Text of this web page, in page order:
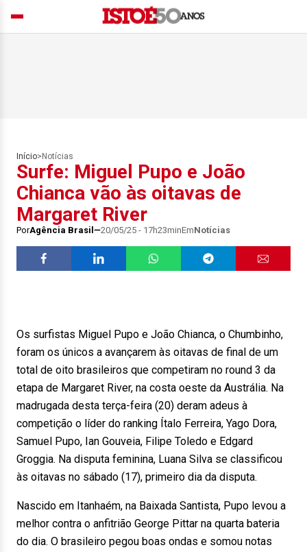
Início> Notícias
Surfe: Miguel Pupo e João
Chianca vão às oitavas de
Margaret River
PorAgência Brasil 20/05/25 - 17h23minEmNotícias
Os surfistas Miguel Pupo e João Chianca, o Chumbinho,
foram os únicos a avançarem às oitavas de final de um
total de oito brasileiros que competiram no round 3 da
etapa de Margaret River, na costa oeste da Austrália. Na
madrugada desta terça-feira (20) deram adeus à
competição o líder do ranking Ítalo Ferreira, Yago Dora,
Samuel Pupo, Ian Gouveia, Filipe Toledo e Edgard
Groggia. Na disputa feminina, Luana Silva se classificou
às oitavas no sábado (17), primeiro dia da disputa.
Nascido em Itanhaém, na Baixada Santista, Pupo levou a
melhor contra o anfitrião George Pittar na quarta bateria
do dia. O brasileiro pegou boas ondas e somou notas